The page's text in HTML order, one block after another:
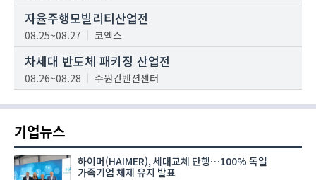
자율주행모빌리티산업전
08.25~08.27 코엑스
차세대 반도체 패키징 산업전
08.26~08.28 수원컨벤션센터
기업뉴스
하이머(HAIMER), 세대교체 단행…100% 독일
가족기업 체제 유지 발표